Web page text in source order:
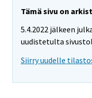
Tämä sivu on
5.4.2022 jälkeen
uudistetulta
Siirry uudelle